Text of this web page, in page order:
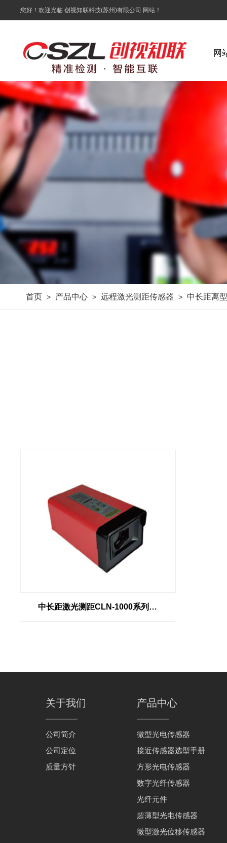
您好！欢迎光临 创视知联科技(苏州)有限公司 网站！
网
首页 > 产品中心 > 远程激光测距传感器 > 中长距离型
中长距激光测距CLN-1000系列…
关于我们
公司简介
公司定位
质量方针
产品中心
微型光电传感器
接近传感器选型手册
方形光电传感器
数字光纤传感器
光纤元件
超薄型光电传感器
微型激光位移传感器